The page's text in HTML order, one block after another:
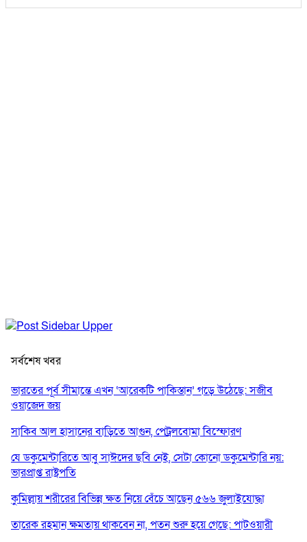
সর্বশেষ খবর
ভারতের পূর্ব সীমান্তে এখন ‘আরেকটি পাকিস্তান’ গড়ে উঠেছে: সজীব
ওয়াজেদ জয়
সাকিব আল হাসানের বাড়িতে আগুন, পেট্রলবোমা বিস্ফোরণ
যে ডকুমেন্টারিতে আবু সাঈদের ছবি নেই, সেটা কোনো ডকুমেন্টারি নয়:
ভারপ্রাপ্ত রাষ্ট্রপতি
কুমিল্লায় শরীরের বিভিন্ন ক্ষত নিয়ে বেঁচে আছেন ৫৬৬ জুলাইযোদ্ধা
তারেক রহমান ক্ষমতায় থাকবেন না, পতন শুরু হয়ে গেছে: পাটওয়ারী